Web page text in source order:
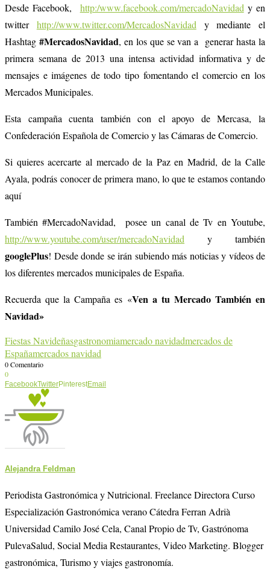
Desde Facebook, http:/www.facebook.com/mercadoNavidad y en
twitter http://www.twitter.com/MercadosNavidad y mediante el
Hashtag #MercadosNavidad, en los que se van a generar hasta la
primera semana de 2013 una intensa actividad informativa y de
mensajes e imágenes de todo tipo fomentando el comercio en los
Mercados Municipales.
Esta campaña cuenta también con el apoyo de Mercasa, la
Confederación Española de Comercio y las Cámaras de Comercio.
Si quieres acercarte al mercado de la Paz en Madrid, de la Calle
Ayala, podrás conocer de primera mano, lo que te estamos contando
aquí
También #MercadoNavidad, posee un canal de Tv en Youtube,
http://www.youtube.com/user/mercadoNavidad y también
googlePlus! Desde donde se irán subiendo más noticias y vídeos de
los diferentes mercados municipales de España.
Recuerda que la Campaña es «Ven a tu Mercado También en
Navidad»
Fiestas Navideñasgastronomiamercado navidadmercados de
Españamercados navidad
0 Comentario
0
FacebookTwitterPinterestEmail
Alejandra Feldman
Periodista Gastronómica y Nutricional. Freelance Directora Curso
Especialización Gastronómica verano Cátedra Ferran Adrià
Universidad Camilo José Cela, Canal Propio de Tv, Gastrónoma
PulevaSalud, Social Media Restaurantes, Video Marketing. Blogger
gastronómica, Turismo y viajes gastronomía.